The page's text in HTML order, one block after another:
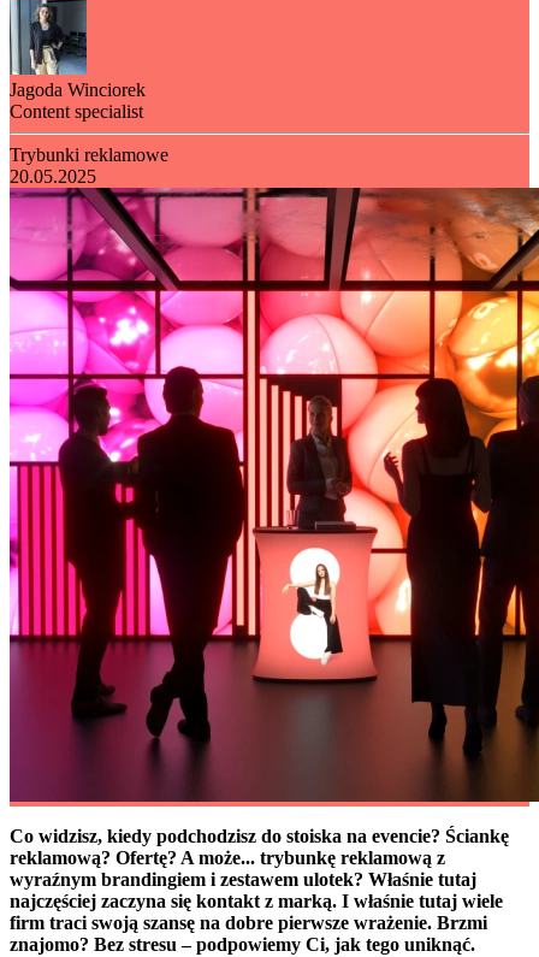
Jagoda Winciorek
Content specialist
Trybunki reklamowe
20.05.2025
Co widzisz, kiedy podchodzisz do stoiska na evencie? Ściankę
reklamową? Ofertę? A może... trybunkę reklamową z
wyraźnym brandingiem i zestawem ulotek? Właśnie tutaj
najczęściej zaczyna się kontakt z marką. I właśnie tutaj wiele
firm traci swoją szansę na dobre pierwsze wrażenie. Brzmi
znajomo? Bez stresu – podpowiemy Ci, jak tego uniknąć.